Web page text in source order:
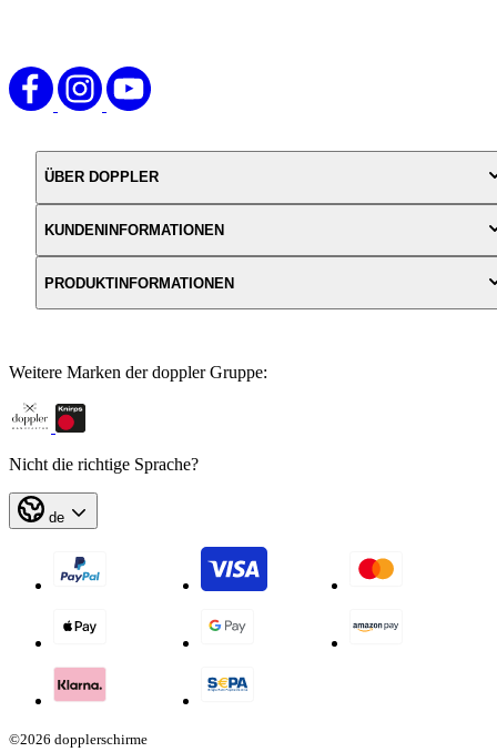
ÜBER DOPPLER
KUNDENINFORMATIONEN
PRODUKTINFORMATIONEN
Weitere Marken der doppler Gruppe:
Nicht die richtige Sprache?
de
©2026 dopplerschirme